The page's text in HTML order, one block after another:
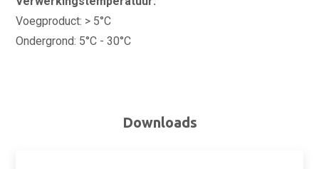
Voegproduct: > 5°C
Ondergrond: 5°C - 30°C
Downloads